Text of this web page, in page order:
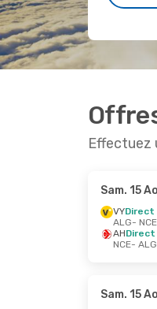
Effectuez
Sam. 15
VYDirect
ALG- NCE
AHDirect
NCE- ALG
Sam. 15